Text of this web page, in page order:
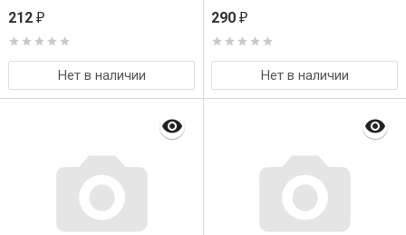
212 ₽
Нет в наличии
чёрный
290 ₽
Нет в наличии